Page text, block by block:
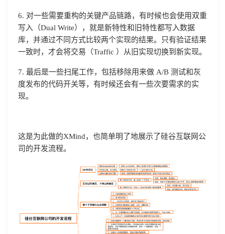
6. 对一些需要重构的关键产品链路，有时候也会使用双重
写入（Dual Write），就是新特性和旧特性都写入数据
库，并通过不同方式比较两个实现的结果。只有验证结果
一致时，才会将交易（Traffic ）从旧实现切换到新实现。
7. 最后是一些扫尾工作，包括移除用来做 A/B 测试和灰
度发布的代码开关等，有时候还会有一些次要需求的实
现。
这是为此做的XMind，也简单明了地展示了硅谷互联网公
司的开发流程。
我已阅读并同意 通讯云服务条款和通讯云隐私政策
提交
不了，谢谢